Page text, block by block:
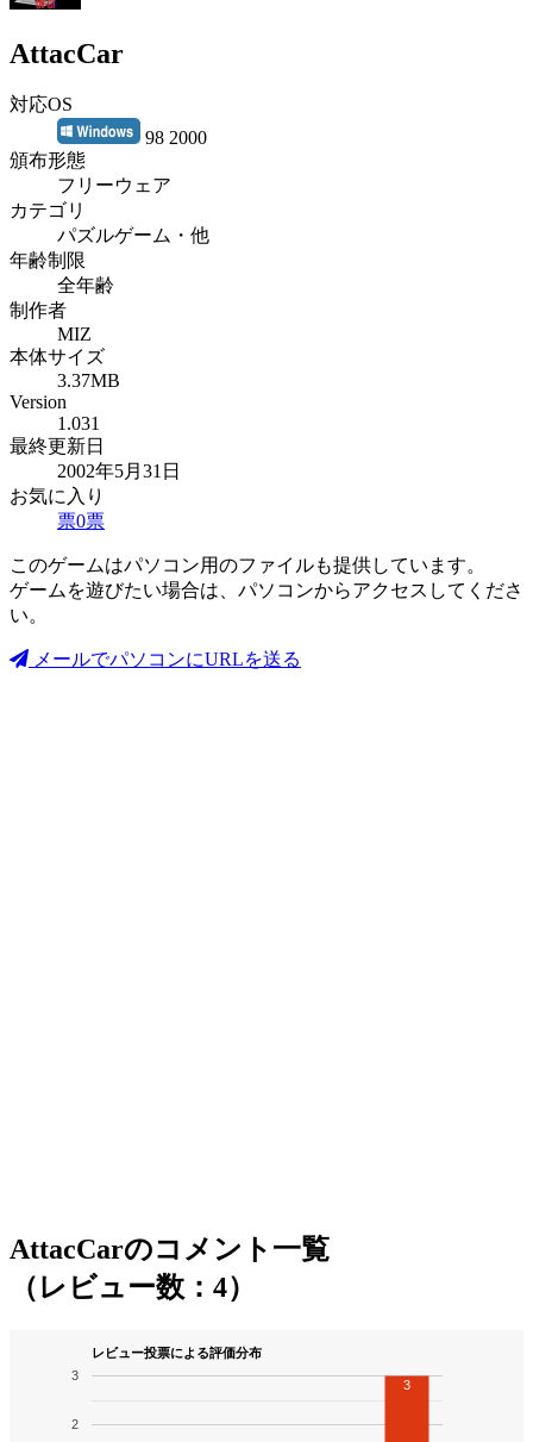
AttacCar
対応OS
98 2000
頒布形態
フリーウェア
カテゴリ
パズルゲーム・他
年齢制限
全年齢
制作者
MIZ
本体サイズ
3.37MB
Version
1.031
最終更新日
2002年5月31日
お気に入り
票0票
このゲームはパソコン用のファイルも提供しています。
ゲームを遊びたい場合は、パソコンからアクセスしてくださ
い。
メールでパソコンにURLを送る
AttacCarのコメント一覧
（レビュー数：4）
レビュー投票による評価分布
2
3
3